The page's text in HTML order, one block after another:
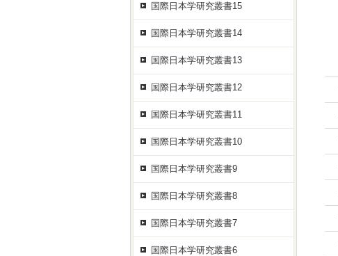
国際日本学研究叢書15
国際日本学研究叢書14
国際日本学研究叢書13
国際日本学研究叢書12
国際日本学研究叢書11
国際日本学研究叢書10
国際日本学研究叢書9
国際日本学研究叢書8
国際日本学研究叢書7
国際日本学研究叢書6